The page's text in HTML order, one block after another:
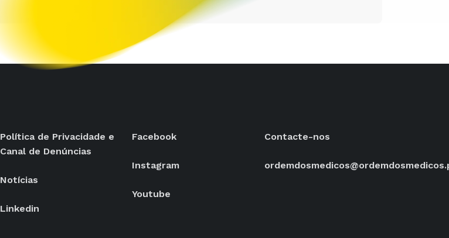
Política de Privacidade e
Canal de Denúncias
Notícias
Linkedin
Facebook
Instagram
Youtube
Contacte-nos